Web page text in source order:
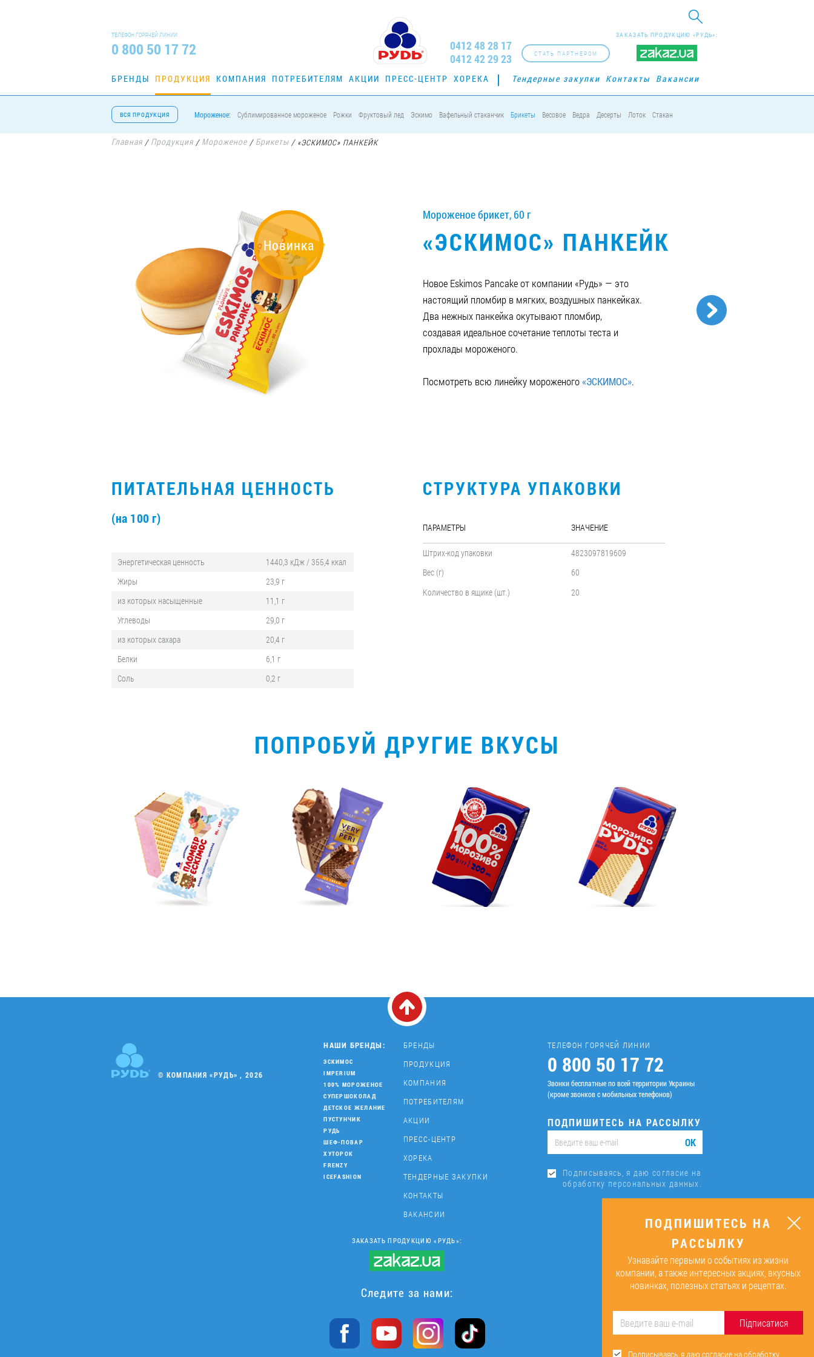
ТЕЛЕФОН ГОРЯЧЕЙ ЛИНИИ
0 800 50 17 72
ЗАКАЗАТЬ ПРОДУКЦИЮ «РУДЬ»:
СТАТЬ ПАРТНЕРОМ
0412 48 28 17
0412 42 29 23
БРЕНДЫ ПРОДУКЦИЯ КОМПАНИЯ ПОТРЕБИТЕЛЯМ АКЦИИ ПРЕСС-ЦЕНТР ХОРЕКА Тендерные закупки Контакты Вакансии
ВСЯ ПРОДУКЦИЯ Мороженое: Сублимированное мороженое Рожки Фруктовый лед Эскимо Вафельный стаканчик Брикеты Весовое Ведра Десерты Лоток Стакан
Главная / Продукция / Мороженое / Брикеты /«ЭСКИМОС» ПАНКЕЙК
Новинка
Мороженое брикет, 60 г
«ЭСКИМОС» ПАНКЕЙК
Новое Eskimos Pancake от компании «Рудь» — это
настоящий пломбир в мягких, воздушных панкейках.
Два нежных панкейка окутывают пломбир,
создавая идеальное сочетание теплоты теста и
прохлады мороженого.
Посмотреть всю линейку мороженого«ЭСКИМОС».
ПИТАТЕЛЬНАЯ ЦЕННОСТЬ
(на 100 г)
Энергетическая ценность
1440,3 кДж / 355,4 ккал
Жиры
23,9 г
из которых насыщенные
11,1 г
Углеводы
29,0 г
из которых сахара
20,4 г
Белки
6,1 г
Соль
0,2 г
СТРУКТУРА УПАКОВКИ
ПАРАМЕТРЫ ЗНАЧЕНИЕ
Штрих-код упаковки
4823097819609
Вес (г)
60
Количество в ящике (шт.)
20
ПОПРОБУЙ ДРУГИЕ ВКУСЫ
© КОМПАНИЯ «РУДЬ» , 2026
НАШИ БРЕНДЫ:
ЭСКИМОС
IMPERIUM
100% МОРОЖЕНОЕ
СУПЕРШОКОЛАД
ДЕТСКОЕ ЖЕЛАНИЕ
ПУСТУНЧИК
РУДЬ
ШЕФ-ПОВАР
ХУТОРОК
FRENZY
ICEFASHION
БРЕНДЫ
ПРОДУКЦИЯ
КОМПАНИЯ
ПОТРЕБИТЕЛЯМ
АКЦИИ
ПРЕСС-ЦЕНТР
ХОРЕКА
ТЕНДЕРНЫЕ ЗАКУПКИ
КОНТАКТЫ
ВАКАНСИИ
ТЕЛЕФОН ГОРЯЧЕЙ ЛИНИИ
0 800 50 17 72
Звонки бесплатные по всей территории Украины
(кроме звонков с мобильных телефонов)
ПОДПИШИТЕСЬ НА РАССЫЛКУ
ОК
Подписываясь, я даю согласие на
обработку персональных данных.
ЗАКАЗАТЬ ПРОДУКЦИЮ «РУДЬ»:
Следите за нами:
ПОДПИШИТЕСЬ НА
РАССЫЛКУ
Узнавайте первыми о событиях из жизни
компании, а также интересных акциях, вкусных
новинках, полезных статьях и рецептах.
Підписатися
Подписываясь, я даю согласие на обработку